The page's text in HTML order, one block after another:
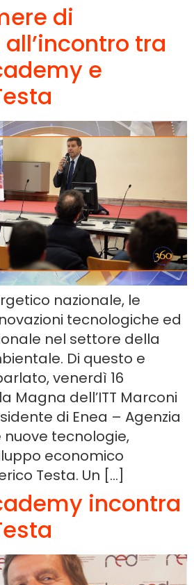
di
tra
e
nazionale, le
tecnologiche ed
nel settore della
Di questo e
venerdì 16
Magna dell’ITT Marconi
di Enea – Agenzia
nuove tecnologie,
economico
Testa. Un […]
incontra